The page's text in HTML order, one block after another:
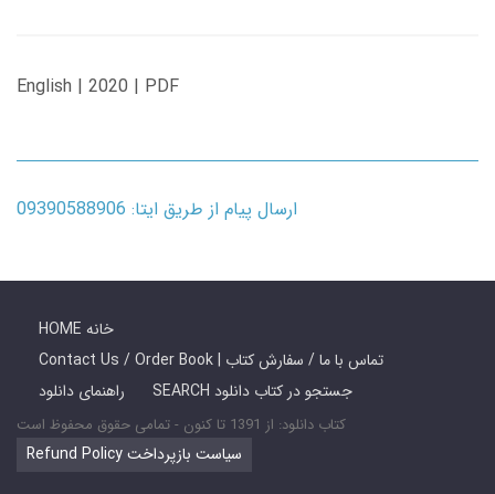
English | 2020 | PDF
ارسال پیام از طریق ایتا: 09390588906
HOME خانه
Contact Us / Order Book | تماس با ما / سفارش کتاب
راهنمای دانلود
SEARCH جستجو در کتاب دانلود
کتاب دانلود: از 1391 تا کنون - تمامی حقوق محفوظ است
Refund Policy سیاست بازپرداخت